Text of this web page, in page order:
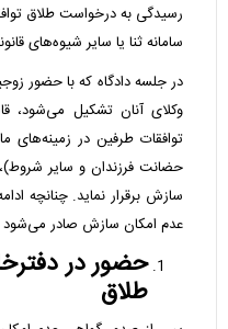
رسیدگی به درخواست طلاق
سامانه ثنا یا سایر شیوه‌های
در جلسه دادگاه که با حضور
وکلای آنان تشکیل
توافقات طرفین در زمینه‌های
حضانت فرزندان و سایر
سازش برقرار نماید. چنانچه
عدم امکان سازش صادر می‌شود
حضور در
طلاق